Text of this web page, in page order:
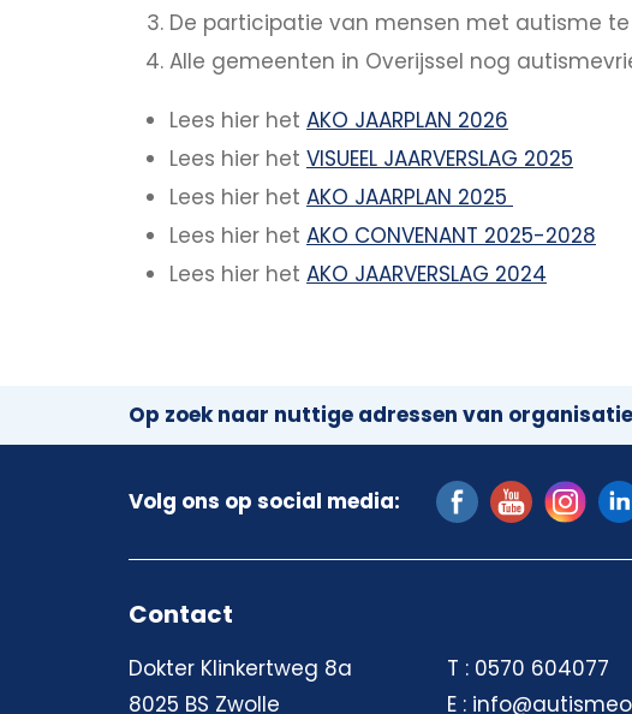
De participatie van mensen met autisme
Alle gemeenten in Overijssel nog
Lees hier het AKO JAARPLAN 2026
Lees hier het VISUEEL JAARVERSLAG 2025
Lees hier het AKO JAARPLAN 2025
Lees hier het AKO CONVENANT 2025-2028
Lees hier het AKO JAARVERSLAG 2024
Op zoek naar nuttige adressen van
Volg ons op social media:
Contact
Dokter Klinkertweg 8a
8025 BS Zwolle
T : 0570 604077
E :